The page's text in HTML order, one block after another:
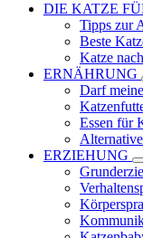
DIE KATZE
Tipps zur
Beste
Katze
ERNÄHRUNG
Darf
Essen für
ERZIEHUNG